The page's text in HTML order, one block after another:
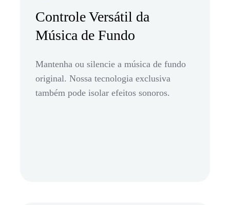
Controle Versátil da
Música de Fundo
Mantenha ou silencie a música de fundo
original. Nossa tecnologia exclusiva
também pode isolar efeitos sonoros.